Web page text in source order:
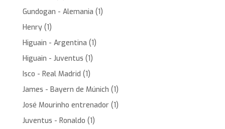
Gundogan - Alemania (1)
Henry (1)
Higuain - Argentina (1)
Higuain - Juventus (1)
Isco - Real Madrid (1)
James - Bayern de Múnich (1)
José Mourinho entrenador (1)
Juventus - Ronaldo (1)